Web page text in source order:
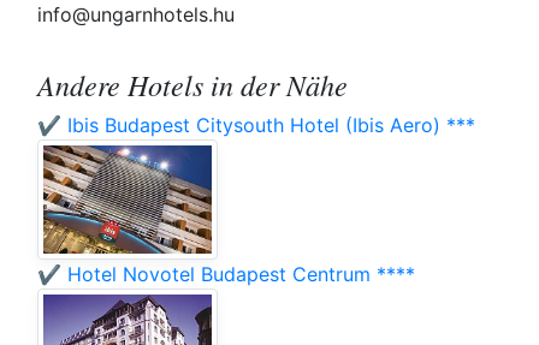
info@ungarnhotels.hu
Andere Hotels in der Nähe
✔️ Ibis Budapest Citysouth Hotel (Ibis Aero) ***
✔️ Hotel Novotel Budapest Centrum ****